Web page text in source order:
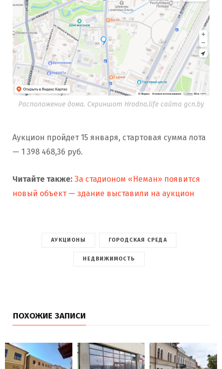
Расположение дома. Скриншот Hrodna.life сайта gcn.by
Аукцион пройдет 15 января, стартовая сумма лота
— 1 398 468,36 руб.
Читайте также: За стадионом «Неман» появится
новый объект — здание выставили на аукцион
АУКЦИОНЫ ГОРОДСКАЯ СРЕДА
НЕДВИЖИМОСТЬ
ПОХОЖИЕ ЗАПИСИ